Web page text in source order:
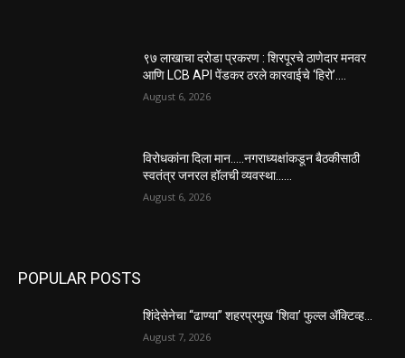
९७ लाखाचा दरोडा प्रकरण : शिरपूरचे ठाणेदार मनवर
आणि LCB API पेंडकर ठरले कारवाईचे ‘हिरो’….
August 6, 2026
विरोधकांना दिला मान…..नगराध्यक्षांकडून बैठकीसाठी
स्वतंत्र जनरल हॉलची व्यवस्था……
August 6, 2026
POPULAR POSTS
शिंदेसेनेचा “ढाण्या” शहरप्रमुख ‘शिवा’ फुल्ल ॲक्टिव्ह…
August 7, 2026